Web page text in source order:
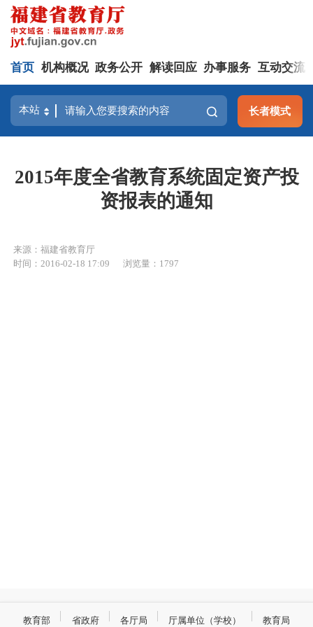
首页 机构概况 政务公开 解读回应 办事服务 互动交流
长者模式
2015年度全省教育系统固定资产投
资报表的通知
来源：福建省教育厅
时间：2016-02-18 17:09
浏览量：1797
教育部 省政府 各厅局 厅属单位（学校） 教育局